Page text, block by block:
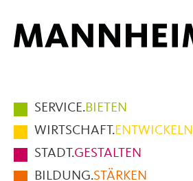
Hauptmenüpunkte
im
Fußbereich
der
Seite
SERVICE.BIETEN
WIRTSCHAFT.ENTWICKELN
STADT.GESTALTEN
BILDUNG.STÄRKEN